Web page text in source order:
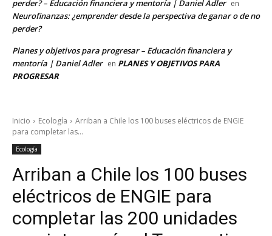
perder? – Educación financiera y mentoría | Daniel Adler en
Neurofinanzas: ¿emprender desde la perspectiva de ganar o de no
perder?
Planes y objetivos para progresar – Educación financiera y
mentoría | Daniel Adler en PLANES Y OBJETIVOS PARA
PROGRESAR